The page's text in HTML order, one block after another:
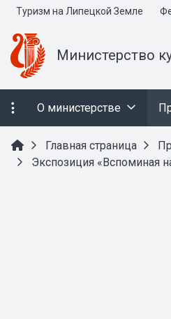
Туризм на Липецкой Земле
Министерство
О министерстве
Главная страница
Экспозиция «Вспоминая